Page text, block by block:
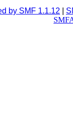
by SMF 1.1.12